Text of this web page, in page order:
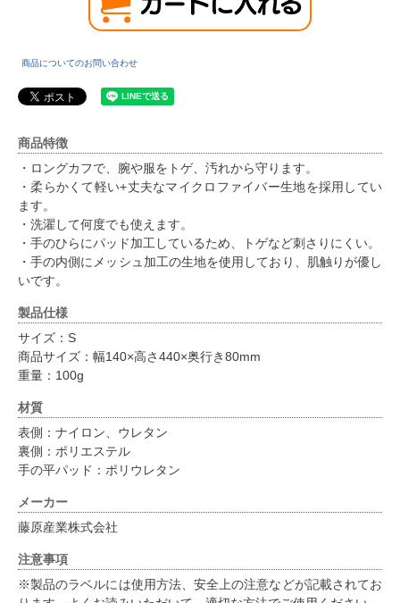
商品についてのお問い合わせ
商品特徴
・ロングカフで、腕や服をトゲ、汚れから守ります。
・柔らかくて軽い+丈夫なマイクロファイバー生地を採用してい
ます。
・洗濯して何度でも使えます。
・手のひらにパッド加工しているため、トゲなど刺さりにくい。
・手の内側にメッシュ加工の生地を使用しており、肌触りが優し
いです。
製品仕様
サイズ：S
商品サイズ：幅140×高さ440×奥行き80mm
重量：100g
材質
表側：ナイロン、ウレタン
裏側：ポリエステル
手の平パッド：ポリウレタン
メーカー
藤原産業株式会社
注意事項
※製品のラベルには使用方法、安全上の注意などが記載されてお